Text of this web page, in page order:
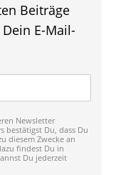
Beiträge
E-Mail-
Newsletter
bestätigst Du, dass Du
diesem Zwecke an
findest Du in
Du jederzeit